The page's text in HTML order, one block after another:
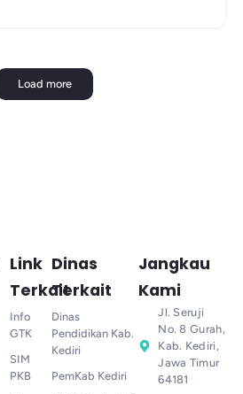
Load more
Link
Terkait
Info
GTK
SIM
PKB
Dinas
Terkait
Dinas
Pendidikan Kab.
Kediri
PemKab Kediri
Jangkau
Kami
Jl. Seruji
No. 8 Gurah,
Kab. Kediri,
Jawa Timur
64181